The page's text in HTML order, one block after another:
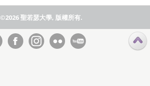
©2026 聖若瑟大學, 版權所有.